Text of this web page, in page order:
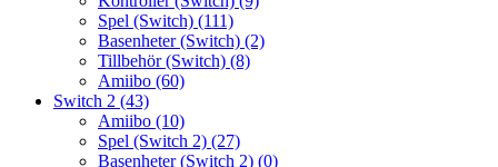
Spel (Switch) (111)
Basenheter (Switch) (2)
Tillbehör (Switch) (8)
Amiibo (60)
Switch 2 (43)
Amiibo (10)
Spel (Switch 2) (27)
Basenheter (Switch 2) (0)